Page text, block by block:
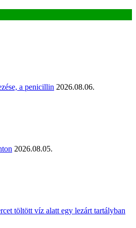
a penicillin 2026.08.06.
2026.08.05.
töltött víz alatt egy lezárt tartályban